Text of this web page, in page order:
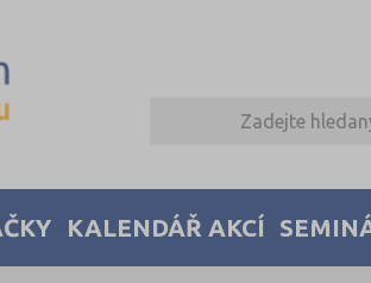
KALENDÁŘ AKCÍ